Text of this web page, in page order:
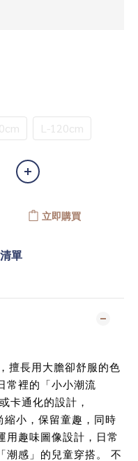
L-120cm
立即購買
單
，擅長用大膽卻舒服的色
常裡的「小小潮流
卡通化的設計，
小，保留童趣，同時
用趣味圖像設計，日常
潮感」的兒童穿搭。 不